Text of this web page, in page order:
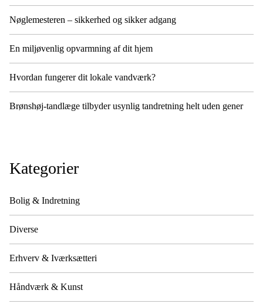
Nøglemesteren – sikkerhed og sikker adgang
En miljøvenlig opvarmning af dit hjem
Hvordan fungerer dit lokale vandværk?
Brønshøj-tandlæge tilbyder usynlig tandretning helt uden gener
Kategorier
Bolig & Indretning
Diverse
Erhverv & Iværksætteri
Håndværk & Kunst